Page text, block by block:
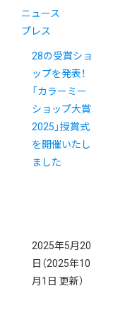
ニュース
プレス
28の受賞ショ
ップを発表！
「カラーミー
ショップ大賞
2025」授賞式
を開催いたし
ました
2025年5月20
日 （2025年10
月1日 更新）